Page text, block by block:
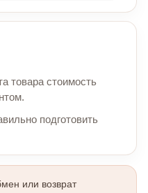
товара стоимость
подготовить
или возврат